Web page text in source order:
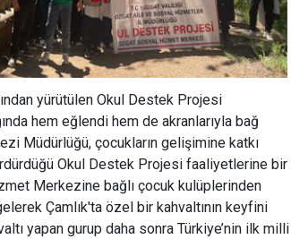
yürütülen Okul Destek Projesi
hem eğlendi hem de akranlarıyla bağ
Müdürlüğü, çocukların gelişimine katkı
Okul Destek Projesi faaliyetlerine bir
Merkezine bağlı çocuk kulüplerinden
Çamlık'ta özel bir kahvaltının keyfini
yapan gurup daha sonra Türkiye’nin ilk milli